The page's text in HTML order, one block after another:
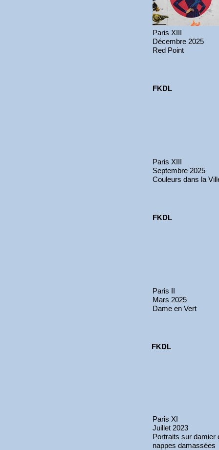
Paris XIII
Décembre 2025
Red Point
FKDL
Paris XIII
Septembre 2025
Couleurs dans la
FKDL
Paris II
Mars 2025
Dame en Vert
FKDL
Paris XI
Juillet 2023
Portraits sur damier
nappes damassées